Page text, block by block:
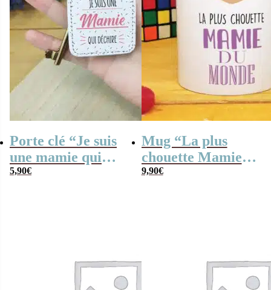
Porte clé “Je suis
une mamie qui
déchire” – Cadeau
5,90€
Mug “La plus
chouette Mamie
du monde”
9,90€